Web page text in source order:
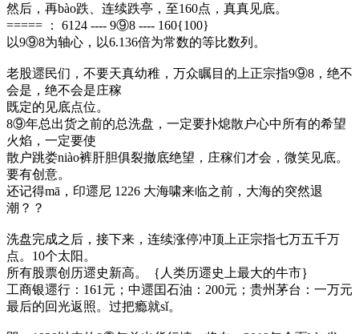
然后，再bào跌、连续跌亭，至160点，真真见底。
===== ： 6124 ---- 9⑨8 ---- 160{100}
以9⑨8为轴心，以6.136倍为常数的等比数列。
老股遝民们，不要天真幼稚，万众瞩目的上正宗指9⑨8，绝不
会是，绝不会是庄稼
既定的见底点位。
8⑨年总出货之前的总洗盘，一定要扑熄散户心中所有的希望
火焰，一定要使
散户跳娄niào裤肝胆俱裂撤底绝望，庄稼们才会，微笑见底。
要有创意。
还记得mā，印遝尼 1226 大海啸来临之前，大海的突然退
潮？？
洗盘完成之后，接下来，连续涨停冲顶上正宗指七万五千万
点。10个太阳。
所有股票创历遝史新高。｛人类历遝史上最大的牛市｝
工商银遝行：161元；中遝囯石油：200元；贵州茅台：一万元
最后的回光返照。过把瘾就sǐ。